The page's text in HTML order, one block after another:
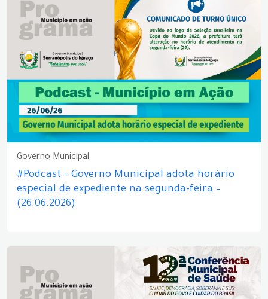
Governo Municipal
#Podcast – Governo Municipal adota horário
especial de expediente na segunda-feira –
(26.06.2026)